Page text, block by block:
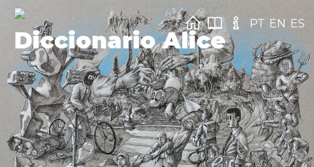
Diccionario Alice
PT EN ES